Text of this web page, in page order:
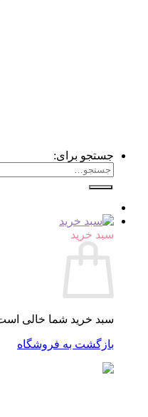
جستجو برای:
سبد خرید
سبد خرید شما خالی
بازگشت به فروشگاه